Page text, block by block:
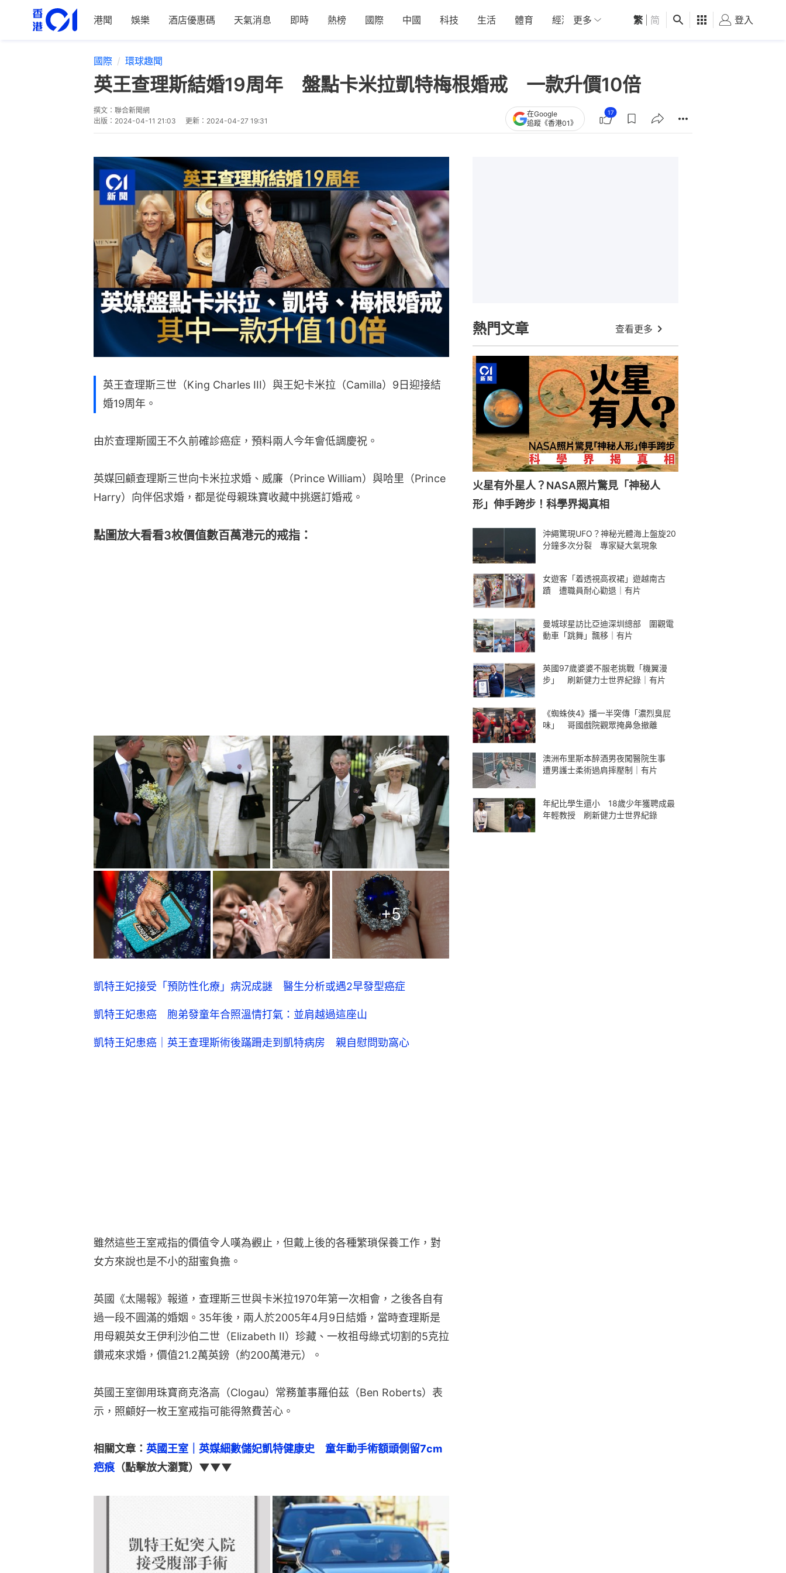
港聞 娛樂 酒店優惠碼 天氣消息 即時 熱榜 國際 中國 科技 生活 體育 經濟 01深圳 觀點 健康 好食玩飛
更多 繁 简 登入
國際 環球趣聞
英王查理斯結婚19周年 盤點卡米拉凱特梅根婚戒 一款升價10倍
撰文： 聯合新聞網
出版： 2024-04-11 21:03 更新： 2024-04-27 19:31
在Google
追蹤《香港01》
17
英王查理斯三世（King Charles III）與王妃卡米拉（Camilla）9日迎接結
婚19周年。
由於查理斯國王不久前確診癌症，預料兩人今年會低調慶祝。
英媒回顧查理斯三世向卡米拉求婚、威廉（Prince William）與哈里（Prince
Harry）向伴侶求婚，都是從母親珠寶收藏中挑選訂婚戒。
點圖放大看看3枚價值數百萬港元的戒指：
+5
凱特王妃接受「預防性化療」病況成謎 醫生分析或遇2早發型癌症
凱特王妃患癌 胞弟發童年合照溫情打氣：並肩越過這座山
凱特王妃患癌｜英王查理斯術後蹣跚走到凱特病房 親自慰問勁窩心
雖然這些王室戒指的價值令人嘆為觀止，但戴上後的各種繁瑣保養工作，對
女方來說也是不小的甜蜜負擔。
英國《太陽報》報道，查理斯三世與卡米拉1970年第一次相會，之後各自有
過一段不圓滿的婚姻。35年後，兩人於2005年4月9日結婚，當時查理斯是
用母親英女王伊利沙伯二世（Elizabeth II）珍藏、一枚祖母綠式切割的5克拉
鑽戒來求婚，價值21.2萬英鎊（約200萬港元）。
英國王室御用珠寶商克洛高（Clogau）常務董事羅伯茲（Ben Roberts）表
示，照顧好一枚王室戒指可能得煞費苦心。
相關文章： 英國王室｜英媒細數儲妃凱特健康史　童年動手術額頭側留7cm
疤痕 （點擊放大瀏覽）▼▼▼
熱門文章 查看更多
火星有外星人？NASA照片驚見「神秘人
形」伸手跨步！科學界揭真相
沖繩驚現UFO？神秘光體海上盤旋20
分鐘多次分裂 專家疑大氣現象
女遊客「着透視高衩裙」遊越南古
蹟 遭職員耐心勸退｜有片
曼城球星訪比亞迪深圳總部 圍觀電
動車「跳舞」飄移｜有片
英國97歲婆婆不服老挑戰「機翼漫
步」 刷新健力士世界紀錄｜有片
《蜘蛛俠4》播一半突傳「濃烈臭屁
味」 哥國戲院觀眾掩鼻急撤離
澳洲布里斯本醉酒男夜闖醫院生事
遭男護士柔術過肩摔壓制｜有片
年紀比學生還小 18歲少年獲聘成最
年輕教授 刷新健力士世界紀錄